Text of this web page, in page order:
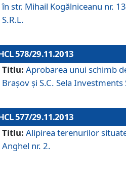
în str. Mihail Kogălniceanu nr.
S.R.L.
578/29.11.2013
Titlu: Aprobarea unui schimb
Braşov şi S.C. Sela Investments
577/29.11.2013
Titlu: Alipirea terenurilor
Anghel nr. 2.